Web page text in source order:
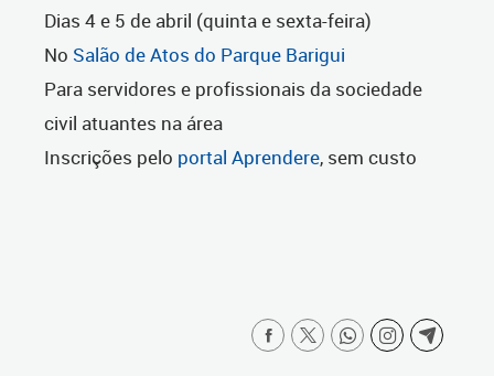
Dias 4 e 5 de abril (quinta e sexta-feira)
No Salão de Atos do Parque Barigui
Para servidores e profissionais da sociedade
civil atuantes na área
Inscrições pelo portal Aprendere, sem custo